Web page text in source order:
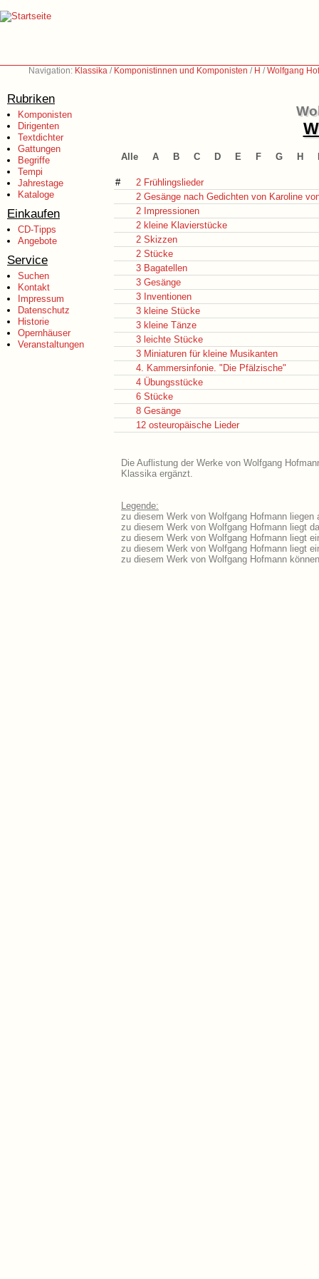
Navigation: Klassika / Komponistinnen und Komponisten / H /Wolfgang
Rubriken
Komponisten
Dirigenten
Textdichter
Gattungen
Begriffe
Tempi
Jahrestage
Kataloge
Einkaufen
CD-Tipps
Angebote
Service
Suchen
Kontakt
Impressum
Datenschutz
Historie
Opernhäuser
Veranstaltungen
Alle A B C D E F G H
#
2 Frühlingslieder
2 Gesänge nach Gedichten von Karoline
2 Impressionen
2 kleine Klavierstücke
2 Skizzen
2 Stücke
3 Bagatellen
3 Gesänge
3 Inventionen
3 kleine Stücke
3 kleine Tänze
3 leichte Stücke
3 Miniaturen für kleine Musikanten
4. Kammersinfonie. "Die Pfälzische"
4 Übungsstücke
6 Stücke
8 Gesänge
12 osteuropäische Lieder
Die Auflistung der Werke von Wolfgang
Klassika ergänzt.
Legende:
zu diesem Werk von Wolfgang Hofmann liegen
zu diesem Werk von Wolfgang Hofmann liegt
zu diesem Werk von Wolfgang Hofmann liegt
zu diesem Werk von Wolfgang Hofmann liegt
zu diesem Werk von Wolfgang Hofmann